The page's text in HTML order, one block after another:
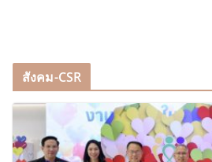
สังคม-CSR